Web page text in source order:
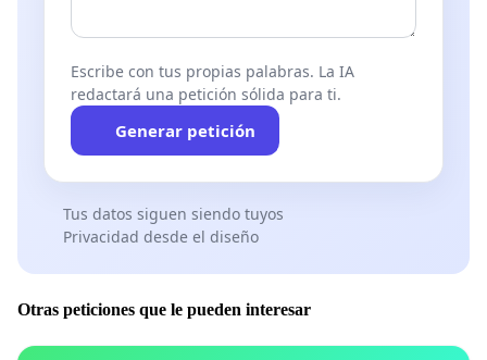
Escribe con tus propias palabras. La IA
redactará una petición sólida para ti.
Generar petición
Tus datos siguen siendo tuyos
Privacidad desde el diseño
Otras peticiones que le pueden interesar